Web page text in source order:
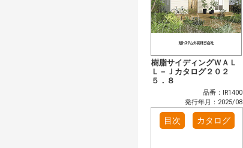
樹脂サイディングＷＡＬ
Ｌ－Ｊカタログ２０２
５．８
品番：IR1400
発行年月：2025/08
目次 カタログ